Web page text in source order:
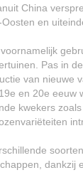
China
en
Pas in
van nieuwe
en 20e eeuw
kwekers
dankzij